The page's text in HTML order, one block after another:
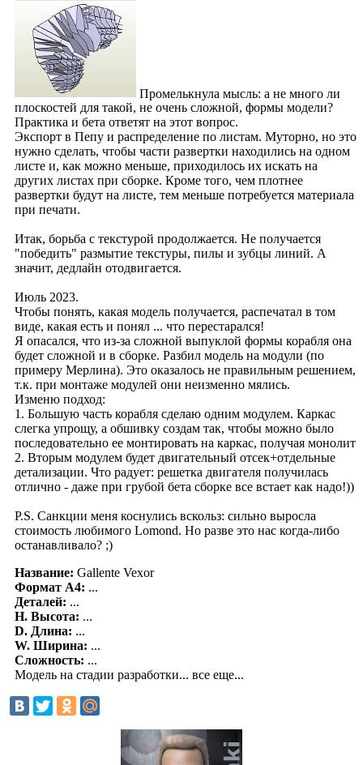
Промелькнула мысль: а не много ли
плоскостей для такой, не очень сложной, формы модели?
Практика и бета ответят на этот вопрос.
Экспорт в Пепу и распределение по листам. Муторно, но это
нужно сделать, чтобы части развертки находились на одном
листе и, как можно меньше, приходилось их искать на
других листах при сборке. Кроме того, чем плотнее
развертки будут на листе, тем меньше потребуется материала
при печати.
Итак, борьба с текстурой продолжается. Не получается
"победить" размытие текстуры, пилы и зубцы линий. А
значит, дедлайн отодвигается.
Июль 2023.
Чтобы понять, какая модель получается, распечатал в том
виде, какая есть и понял ... что перестарался!
Я опасался, что из-за сложной выпуклой формы корабля она
будет сложной и в сборке. Разбил модель на модули (по
примеру Мерлина). Это оказалось не правильным решением,
т.к. при монтаже модулей они неизменно мялись.
Изменю подход:
1. Большую часть корабля сделаю одним модулем. Каркас
слегка упрощу, а обшивку создам так, чтобы можно было
последовательно ее монтировать на каркас, получая монолит
2. Вторым модулем будет двигательный отсек+отдельные
детализации. Что радует: решетка двигателя получилась
отлично - даже при грубой бета сборке все встает как надо!))
P.S. Санкции меня коснулись вскольз: сильно выросла
стоимость любимого Lomond. Но разве это нас когда-либо
останавливало? ;)
Название: Gallente Vexor
Формат А4: ...
Деталей: ...
H. Высота: ...
D. Длина: ...
W. Ширина: ...
Сложность: ...
Модель на стадии разработки... все еще...